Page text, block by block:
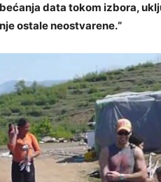
data tokom izbora,
ostale neostvarene.“